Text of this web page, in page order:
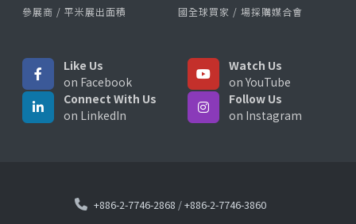
參展商 / 平米展出面積 國全球買家 / 場採購媒合會
Like Us
on Facebook
Watch Us
on YouTube
Connect With Us
on LinkedIn
Follow Us
on Instagram
+886-2-7746-2868 /+886-2-7746-3860